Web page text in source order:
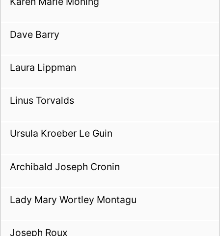
Dave Barry
Laura Lippman
Linus Torvalds
Ursula Kroeber Le Guin
Archibald Joseph Cronin
Lady Mary Wortley Montagu
Joseph Roux